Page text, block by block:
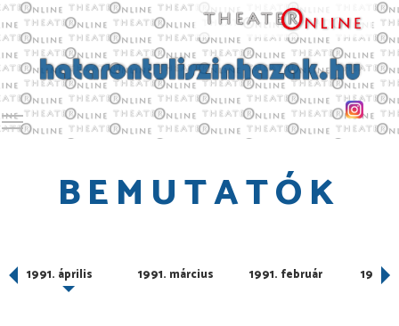
Toggle main menu visibility
BEMUTATÓK
1991. április 1991. március 1991. február 1991.